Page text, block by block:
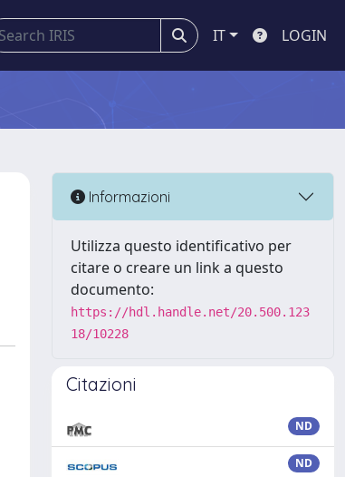
IT LOGIN
Informazioni
Utilizza questo identificativo per
citare o creare un link a questo
documento:
https://hdl.handle.net/20.500.123
18/10228
Citazioni
ND
ND